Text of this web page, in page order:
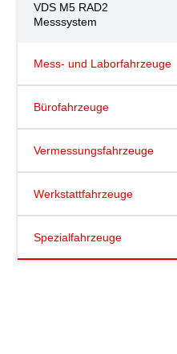
VDS M5 RAD2
Messsystem
Mess- und Laborfahrzeuge
Bürofahrzeuge
Vermessungsfahrzeuge
Werkstattfahrzeuge
Spezialfahrzeuge